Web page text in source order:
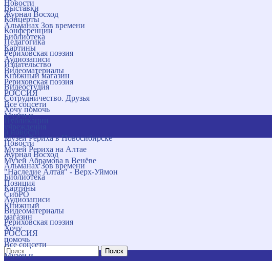
Новости
Журнал Восход
Альманах Зов времени
Библиотека
Картины
Аудиозаписи
Видеоматериалы
Рериховская поэзия
РОССИЯ
Все соцсети
Музеи и
Музей Рериха в Новосибирске
Музей Рериха на Алтае
Музей Абрамова в Венёве
"Наследие Алтая" - Верх-Уймон
Позиция
СибРО
Книжный
магазин
Хочу
помочь
Поиск
Выставки
Концерты
Конференции
Педагогика
Рериховская поэзия
Издательство
Книжный магазин
Видеостудия
Сотрудничество. Друзья
Хочу помочь
Новости
Журнал Восход
Альманах Зов времени
Библиотека
Картины
Аудиозаписи
Видеоматериалы
Рериховская поэзия
РОССИЯ
Все соцсети
Музеи и